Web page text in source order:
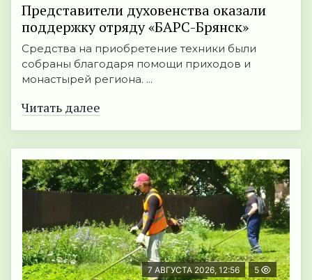
Представители духовенства оказали
поддержку отряду «БАРС-Брянск»
Средства на приобретение техники были
собраны благодаря помощи приходов и
монастырей региона. ...
Читать далее
7 АВГУСТА 2026, 12:56 5